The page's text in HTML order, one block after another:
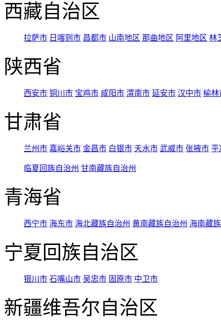
西藏自治区
拉萨市 日喀则市 昌都市 山南地区 那曲地区 阿里地区 林
陕西省
西安市 铜川市 宝鸡市 咸阳市 渭南市 延安市 汉中市 榆林
甘肃省
兰州市 嘉峪关市 金昌市 白银市 天水市 武威市 张掖市 平
临夏回族自治州 甘南藏族自治州
青海省
西宁市 海东市 海北藏族自治州 黄南藏族自治州 海南藏
宁夏回族自治区
银川市 石嘴山市 吴忠市 固原市 中卫市
新疆维吾尔自治区